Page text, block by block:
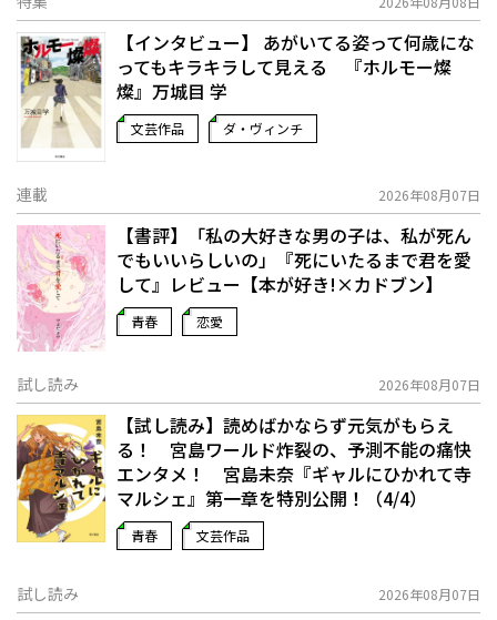
【インタビュー】 あがいてる姿って何歳にな
ってもキラキラして見える 『ホルモー燦
燦』万城目 学
文芸作品 ダ・ヴィンチ
連載 2026年08月07日
【書評】「私の大好きな男の子は、私が死ん
でもいいらしいの」――『死にいたるまで君を愛
して』レビュー【本が好き!×カドブン】
青春 恋愛
試し読み 2026年08月07日
【試し読み】読めばかならず元気がもらえ
る！ 宮島ワールド炸裂の、予測不能の痛快
エンタメ！ 宮島未奈『ギャルにひかれて寺
マルシェ』第一章を特別公開！（4/4）
青春 文芸作品
試し読み 2026年08月07日